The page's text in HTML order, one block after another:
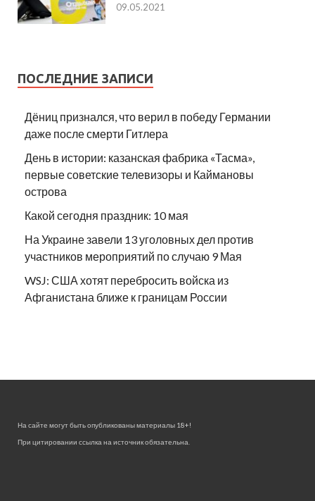
09.05.2021
ПОСЛЕДНИЕ ЗАПИСИ
Дёниц признался, что верил в победу Германии
даже после смерти Гитлера
День в истории: казанская фабрика «Тасма»,
первые советские телевизоры и Каймановы
острова
Какой сегодня праздник: 10 мая
На Украине завели 13 уголовных дел против
участников мероприятий по случаю 9 Мая
WSJ: США хотят перебросить войска из
Афганистана ближе к границам России
На сайте могут быть опубликованы материалы 18+!
При цитировании ссылка на источник обязательна.